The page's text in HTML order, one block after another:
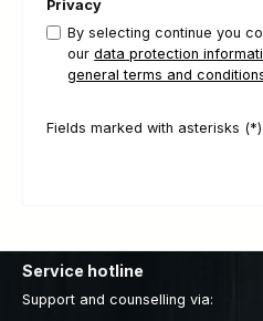
Privacy
By selecting continue you
ourdata protection
general terms and
Fields marked with asterisks
Service hotline
Support and counselling via: